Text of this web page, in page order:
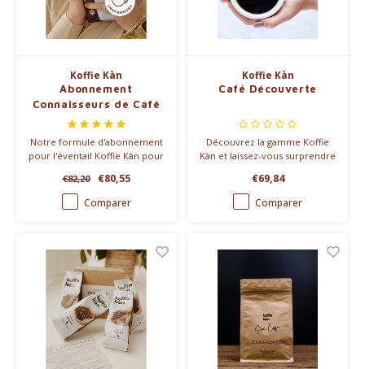
Koffie Kàn
Abonnement
Connaisseurs de Café
Notre formule d'abonnement
pour l'éventail Koffie Kàn pour
jamais de café, et que vous
commandiez moins cher.
Vous pouvez choisir entre
€82,20 €80,55
Comparer
Koffie Kàn
Café Découverte
Découvrez la gamme Koffie
Kàn et laissez-vous surprendre
spécialité Single Origin.
€69,84
Comparer